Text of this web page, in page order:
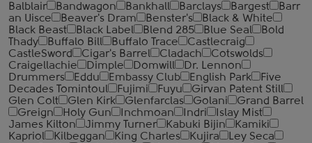
Balblair
Bandwagon Bankhall Barclays Bargest
Barr
an Uisce
Beaver's Dram Benster's
Black & White
Black Beast
Black Label Blend 285 Blue Seal
Bold
Thady
Buffalo Bill Buffalo Trace
Castlecraig
CastleSword
Cigar's Barrel Cladach
Cotswolds
Craigellachie
Dimple Domwill
Dr. Lennon
Drummers
Eddu Embassy Club English Park
Five
Decades Tomintoul
Fujimi Fuyu
Girvan Patent Still
Glen Colt
Glen Kirk Glenfarclas Golani
Grand Barrel
Greign
Holy Gun Inchmoan Indri
Islay Mist
James Kilton
Jimmy Turner Kabuki Bijin
Kamiki
Kapriol
Kilbeggan King Charles Kujira
Ley Seca